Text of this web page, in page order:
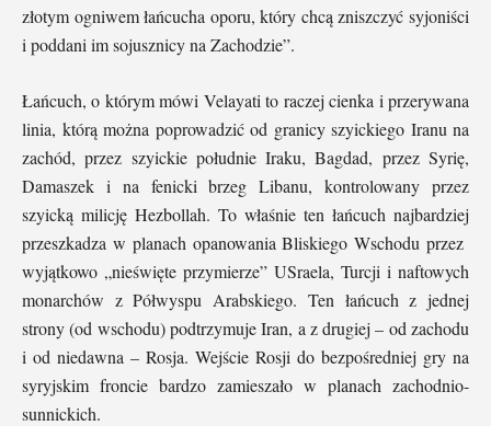
złotym ogniwem łańcucha oporu, który chcą zniszczyć syjoniści
i poddani im sojusznicy na Zachodzie”.
Łańcuch, o którym mówi Velayati to raczej cienka i przerywana
linia, którą można poprowadzić od granicy szyickiego Iranu na
zachód, przez szyickie południe Iraku, Bagdad, przez Syrię,
Damaszek i na fenicki brzeg Libanu, kontrolowany przez
szyicką milicję Hezbollah. To właśnie ten łańcuch najbardziej
przeszkadza w planach opanowania Bliskiego Wschodu przez
wyjątkowo „nieświęte przymierze” USraela, Turcji i naftowych
monarchów z Półwyspu Arabskiego. Ten łańcuch z jednej
strony (od wschodu) podtrzymuje Iran, a z drugiej – od zachodu
i od niedawna – Rosja. Wejście Rosji do bezpośredniej gry na
syryjskim froncie bardzo zamieszało w planach zachodnio-
sunnickich.